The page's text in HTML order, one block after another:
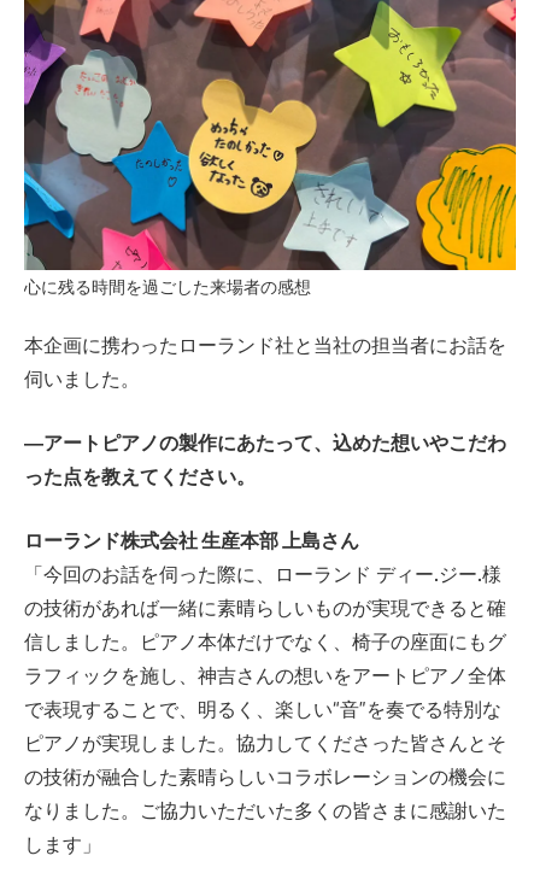
心に残る時間を過ごした来場者の感想
本企画に携わったローランド社と当社の担当者にお話を
伺いました。
―アートピアノの製作にあたって、込めた想いやこだわ
った点を教えてください。
ローランド株式会社 生産本部 上島さん
「今回のお話を伺った際に、ローランド ディー.ジー.様
の技術があれば一緒に素晴らしいものが実現できると確
信しました。ピアノ本体だけでなく、椅子の座面にもグ
ラフィックを施し、神吉さんの想いをアートピアノ全体
で表現することで、明るく、楽しい“音”を奏でる特別な
ピアノが実現しました。協力してくださった皆さんとそ
の技術が融合した素晴らしいコラボレーションの機会に
なりました。ご協力いただいた多くの皆さまに感謝いた
します」